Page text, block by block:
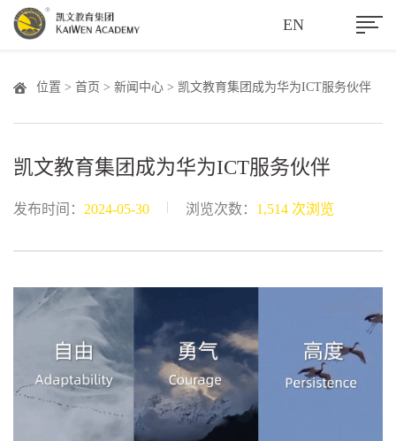
EN
位置 > 首页 > 新闻中心 > 凯文教育集团成为华为ICT服务伙伴
凯文教育集团成为华为ICT服务伙伴
发布时间： 2024-05-30 浏览次数： 1,514 次浏览